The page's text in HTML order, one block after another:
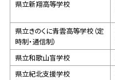
県立新翔高等学校
県立きのくに青雲高等学校（定
時制・通信制）
県立和歌山盲学校
県立紀北支援学校